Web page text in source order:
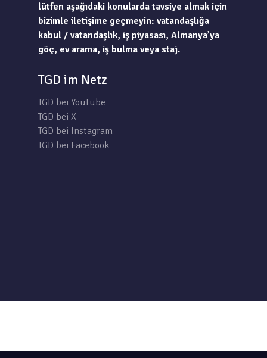
lütfen aşağıdaki konularda tavsiye almak için
bizimle iletişime geçmeyin: vatandaşlığa
kabul / vatandaşlık, iş piyasası, Almanya’ya
göç, ev arama, iş bulma veya staj.
TGD im Netz
TGD bei Youtube
TGD bei X
TGD bei Instagram
TGD bei Facebook